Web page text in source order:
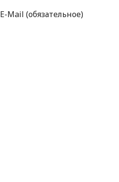
E-Mail (обязательное)